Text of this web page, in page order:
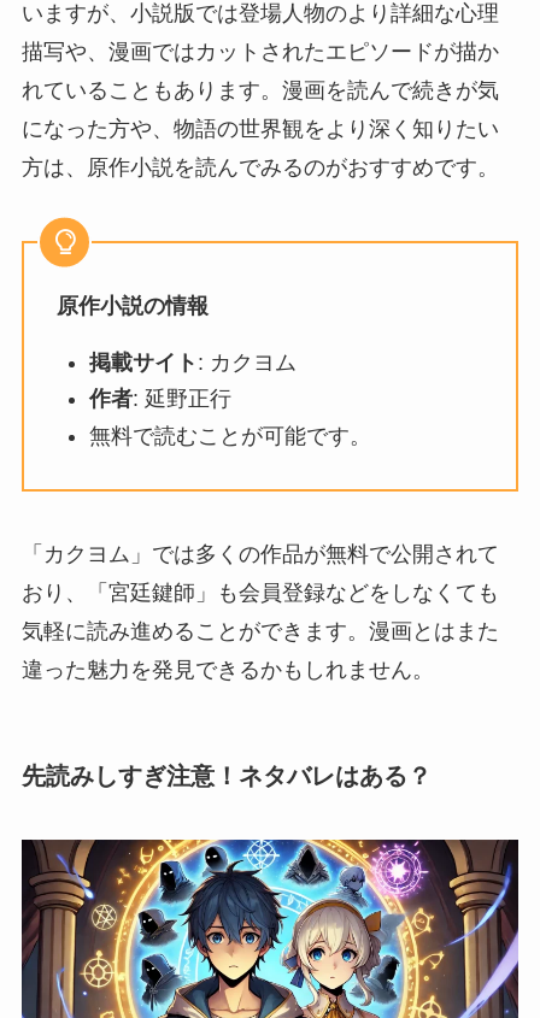
いますが、小説版では登場人物のより詳細な心理
描写や、漫画ではカットされたエピソードが描か
れていることもあります。漫画を読んで続きが気
になった方や、物語の世界観をより深く知りたい
方は、原作小説を読んでみるのがおすすめです。
原作小説の情報
掲載サイト : カクヨム
作者: 延野正行
無料で読むことが可能です。
「カクヨム」では多くの作品が無料で公開されて
おり、「宮廷鍵師」も会員登録などをしなくても
気軽に読み進めることができます。漫画とはまた
違った魅力を発見できるかもしれません。
先読みしすぎ注意！ネタバレはある？